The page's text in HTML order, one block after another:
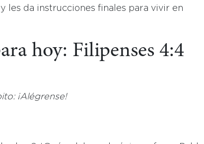
les da instrucciones finales para vivir en
hoy: Filipenses 4:4
¡Alégrense!